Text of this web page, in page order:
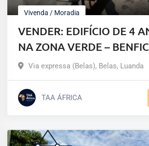
Vivenda / Moradia
VENDER: EDIFÍCIO DE 4
NA ZONA VERDE –
Via expressa (Belas), Belas, Luanda
TAA ÁFRICA